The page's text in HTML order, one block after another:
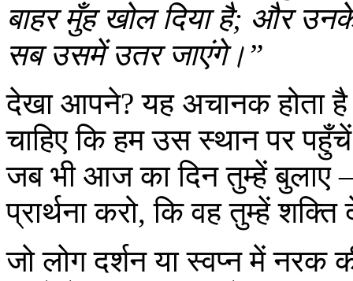
बाहर मुँह खोल दिया है; और
सब उसमें उतर जाएंगे।”
देखा आपने? यह अचानक होता
चाहिए कि हम उस स्थान पर
जब भी आज का दिन तुम्हें
प्रार्थना करो, कि वह तुम्हें
जो लोग दर्शन या स्वप्न में